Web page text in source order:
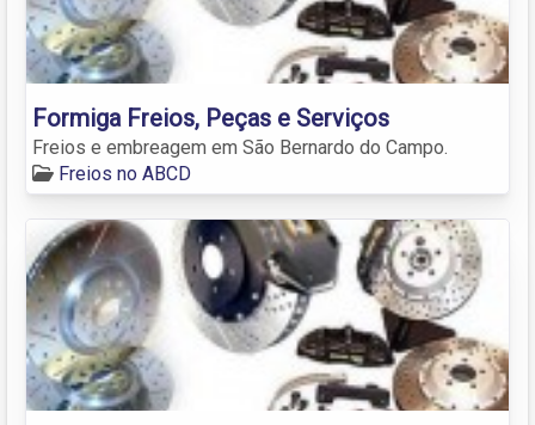
Formiga Freios, Peças e Serviços
Freios e embreagem em São Bernardo do Campo.
Freios no ABCD